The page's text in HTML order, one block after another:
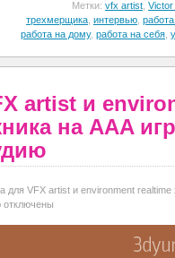
Метки: vfx artist
трехмерщика интервью
работа на дому, работа на себя
artist и
на AAA
для VFX artist и environment realtime
отключены